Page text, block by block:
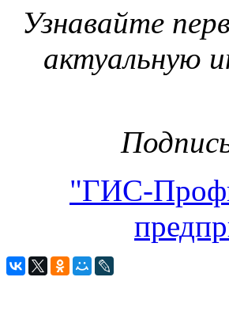
Узнавайте
актуальную
"ГИС-